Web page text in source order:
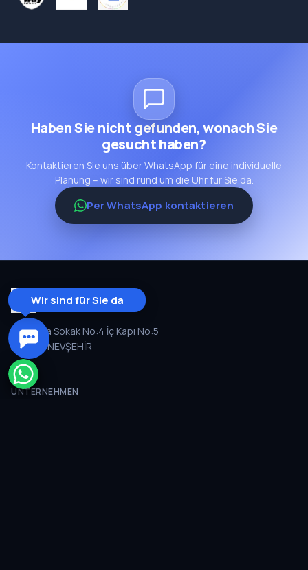
Haben Sie nicht gefunden, wonach Sie
gesucht haben?
Kontaktieren Sie uns über WhatsApp für eine individuelle
Planung – wir sind rund um die Uhr für Sie da.
Per WhatsApp kontaktieren
Gençağa Sokak No:4 İç Kapı No:5
Avanos/NEVŞEHİR
UNTERNEHMEN
Wir sind für Sie da